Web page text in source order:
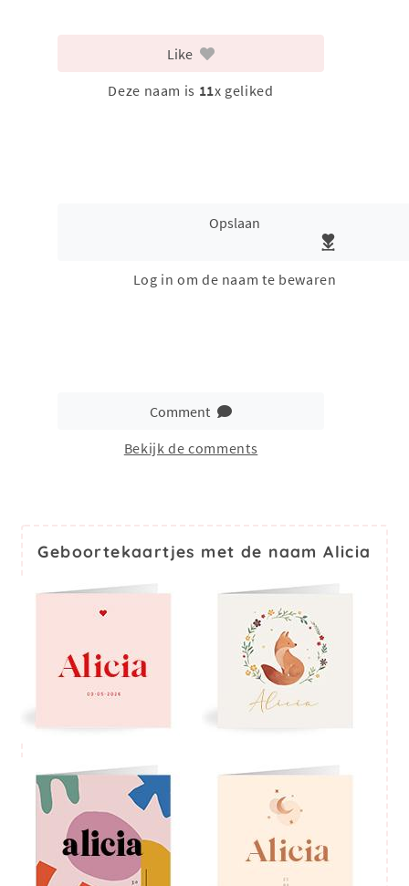
Like
Deze naam is 11x geliked
Opslaan
Log in om de naam te bewaren
Comment
Bekijk de comments
Geboortekaartjes met de naam Alicia